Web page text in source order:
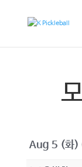
Aug 5 (화)